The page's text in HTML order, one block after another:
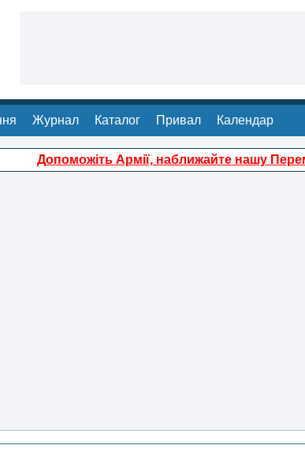
Журнал Каталог Привал Календар
Допоможіть Армії, наближайте нашу